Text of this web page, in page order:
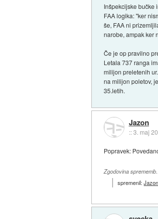
Inšpekcijske bučke
FAA logika: "ker
še, FAA ni
narobe, ampak ker
Če je op pravilno
Letala 737 ranga
milijon preletenih
na milijon poletov,
35.letih.
Jazon
::3. maj
Popravek:
Zgodovina sprememb…
spremenil:Jazon